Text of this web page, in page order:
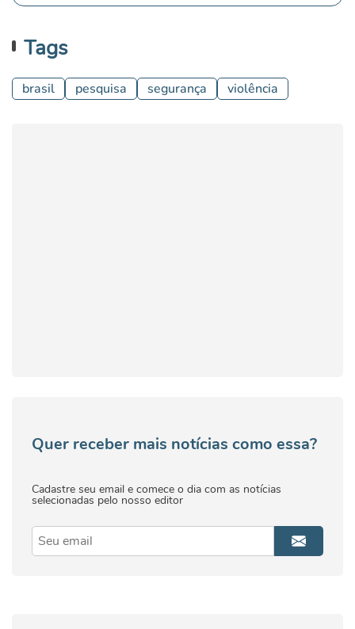
Tags
brasil pesquisa segurança violência
Quer receber mais notícias como essa?
Cadastre seu email e comece o dia com as notícias
selecionadas pelo nosso editor